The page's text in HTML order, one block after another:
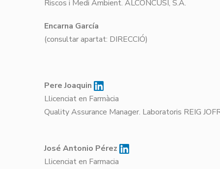
Riscos i Medi Ambient. ALCONCUSÍ, S.A.
Encarna García
(consultar apartat: DIRECCIÓ)
Pere Joaquin
Llicenciat en Farmàcia
Quality Assurance Manager. Laboratoris REIG
José Antonio Pérez
Llicenciat en Farmacia